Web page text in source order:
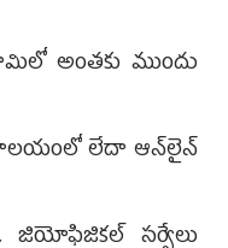
అంతకు ముందు
లేదా ఆన్‌లైన్‌
సర్వేలు